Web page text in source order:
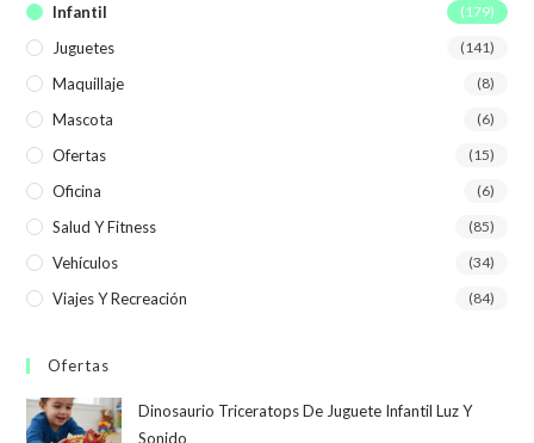
Infantil (179)
Juguetes (141)
Maquillaje (8)
Mascota (6)
Ofertas (15)
Oficina (6)
Salud Y Fitness (85)
Vehículos (34)
Viajes Y Recreación (84)
Ofertas
Dinosaurio Triceratops De Juguete Infantil Luz Y
Sonido